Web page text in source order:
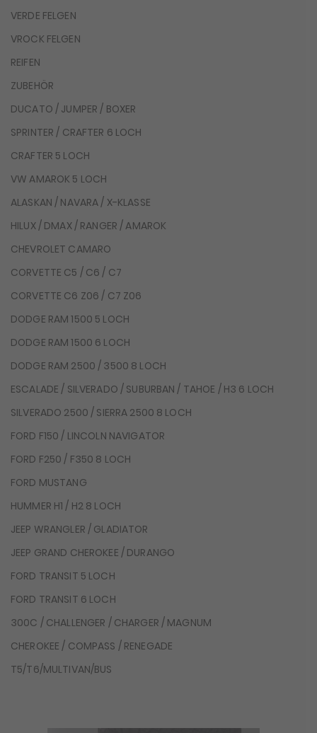
VERDE FELGEN
VROCK FELGEN
REIFEN
ZUBEHÖR
DUCATO / JUMPER / BOXER
SPRINTER / CRAFTER 6 LOCH
CRAFTER 5 LOCH
VW AMAROK 5 LOCH
ALASKAN / NAVARA / X-KLASSE
HILUX / DMAX / RANGER / AMAROK
CHEVROLET CAMARO
CORVETTE C5 / C6 / C7
CORVETTE C6 Z06 / C7 Z06
DODGE RAM 1500 5 LOCH
DODGE RAM 1500 6 LOCH
DODGE RAM 2500 / 3500 8 LOCH
ESCALADE / SILVERADO / SUBURBAN / TAHOE / H3 6 LOCH
SILVERADO 2500 / SIERRA 2500 8 LOCH
FORD F150 / LINCOLN NAVIGATOR
FORD F250 / F350 8 LOCH
FORD MUSTANG
HUMMER H1 / H2 8 LOCH
JEEP WRANGLER / GLADIATOR
JEEP GRAND CHEROKEE / DURANGO
FORD TRANSIT 5 LOCH
FORD TRANSIT 6 LOCH
300C / CHALLENGER / CHARGER / MAGNUM
CHEROKEE / COMPASS / RENEGADE
T5/T6/MULTIVAN/BUS